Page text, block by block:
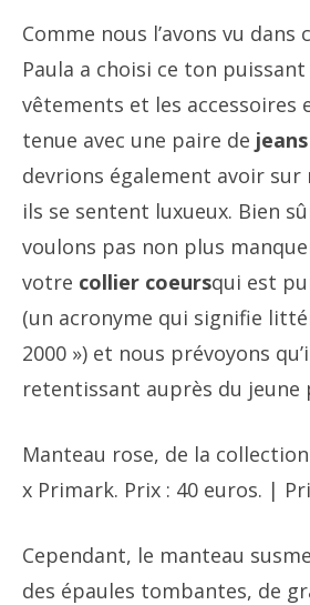
Comme nous l’avons vu
Paula a choisi ce ton
vêtements et les accessoires
tenue avec une paire de jeans
devrions également avoir
ils se sentent luxueux. Bien
voulons pas non plus
votre collier coeursqui est
(un acronyme qui signifie
2000 ») et nous prévoyons
retentissant auprès du jeune
Manteau rose, de la
x Primark. Prix ​​: 40 euros. |
Cependant, le manteau
des épaules tombantes, de